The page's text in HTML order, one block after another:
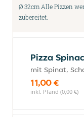
Ø 32cm Alle Pizzen
zubereitet.
Pizza
mit Spinat,
11,00 €
inkl. Pfand (0,00 €)